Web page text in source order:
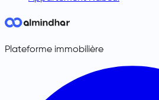
Plateforme immobilière